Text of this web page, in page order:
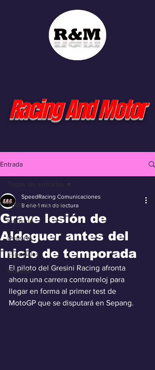
Racing And Motor
Entrada
Todas las entradas
Industria
Deporte
Especiales
Industra
Todas las entradas
Grave lesión de
Aldeguer antes del
inicio de temporada
SpeedRacing Comunicaciones
8 ene 1 min de lectura
El piloto del Gresini Racing afronta
ahora una carrera contrarreloj para
llegar en forma al primer test de
MotoGP que se disputará en Sepang.